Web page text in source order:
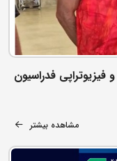
فدراسیون
مشاهده بیشتر